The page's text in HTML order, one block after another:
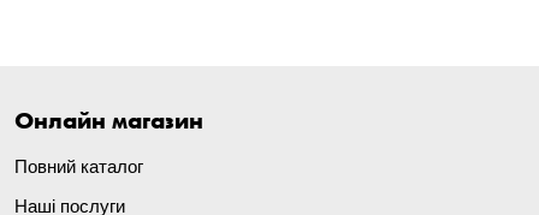
Онлайн магазин
Повний каталог
Наші послуги